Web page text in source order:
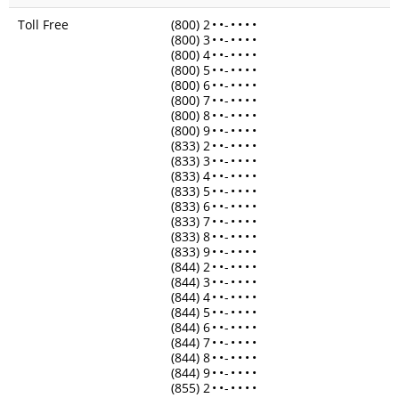
Toll Free
(800) 2• •- • • • •
(800) 3• •- • • • •
(800) 4• •- • • • •
(800) 5• •- • • • •
(800) 6• •- • • • •
(800) 7• •- • • • •
(800) 8• •- • • • •
(800) 9• •- • • • •
(833) 2• •- • • • •
(833) 3• •- • • • •
(833) 4• •- • • • •
(833) 5• •- • • • •
(833) 6• •- • • • •
(833) 7• •- • • • •
(833) 8• •- • • • •
(833) 9• •- • • • •
(844) 2• •- • • • •
(844) 3• •- • • • •
(844) 4• •- • • • •
(844) 5• •- • • • •
(844) 6• •- • • • •
(844) 7• •- • • • •
(844) 8• •- • • • •
(844) 9• •- • • • •
(855) 2• •- • • • •